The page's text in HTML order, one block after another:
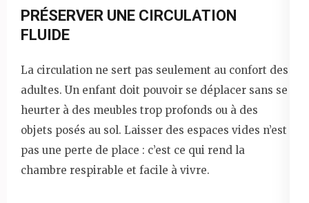
PRÉSERVER UNE CIRCULATION
FLUIDE
La circulation ne sert pas seulement au confort des
adultes. Un enfant doit pouvoir se déplacer sans se
heurter à des meubles trop profonds ou à des
objets posés au sol. Laisser des espaces vides n’est
pas une perte de place : c’est ce qui rend la
chambre respirable et facile à vivre.